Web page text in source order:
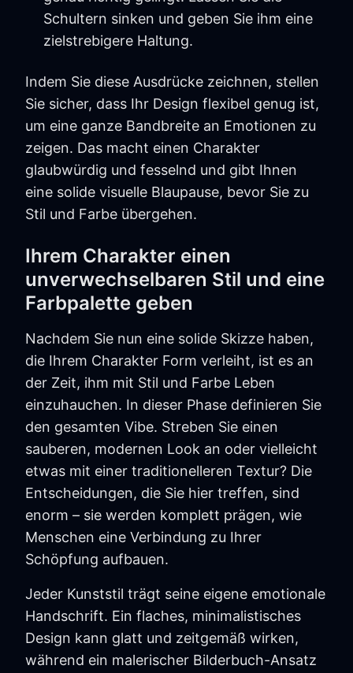
Schultern sinken und geben Sie ihm eine
zielstrebigere Haltung.
Indem Sie diese Ausdrücke zeichnen, stellen
Sie sicher, dass Ihr Design flexibel genug ist,
um eine ganze Bandbreite an Emotionen zu
zeigen. Das macht einen Charakter
glaubwürdig und fesselnd und gibt Ihnen
eine solide visuelle Blaupause, bevor Sie zu
Stil und Farbe übergehen.
Ihrem Charakter einen
unverwechselbaren Stil und eine
Farbpalette geben
Nachdem Sie nun eine solide Skizze haben,
die Ihrem Charakter Form verleiht, ist es an
der Zeit, ihm mit Stil und Farbe Leben
einzuhauchen. In dieser Phase definieren Sie
den gesamten Vibe. Streben Sie einen
sauberen, modernen Look an oder vielleicht
etwas mit einer traditionelleren Textur? Die
Entscheidungen, die Sie hier treffen, sind
enorm – sie werden komplett prägen, wie
Menschen eine Verbindung zu Ihrer
Schöpfung aufbauen.
Jeder Kunststil trägt seine eigene emotionale
Handschrift. Ein flaches, minimalistisches
Design kann glatt und zeitgemäß wirken,
während ein malerischer Bilderbuch-Ansatz